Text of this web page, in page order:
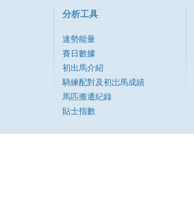
分析工具
速勢能量
賽日數據
初出馬介紹
騎練配對及初岀馬成績
馬匹搬遷紀錄
貼士指數